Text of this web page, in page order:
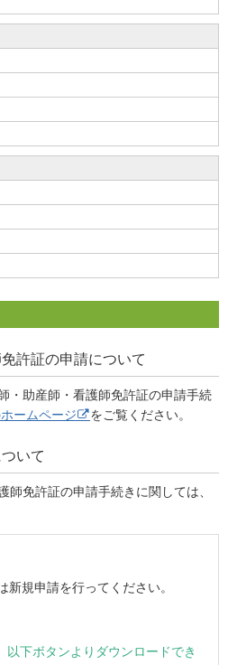
許証の申請について
・助産師・看護師免許証の申請手続
ームページ をご覧ください。
いて
師免許証の申請手続きに関しては、
規申請を行ってください。
以下ボタンよりダウンロードでき